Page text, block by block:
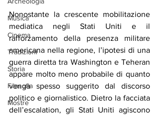
Musica
Cinema
Tradizioni
Storia
Filosofia
Mostre
Nonostante la crescente mobilitazione
mediatica negli Stati Uniti e il
rafforzamento della presenza militare
americana nella regione, l’ipotesi di una
guerra diretta tra Washington e Teheran
appare molto meno probabile di quanto
venga spesso suggerito dal discorso
politico e giornalistico. Dietro la facciata
dell’escalation, gli Stati Uniti agiscono